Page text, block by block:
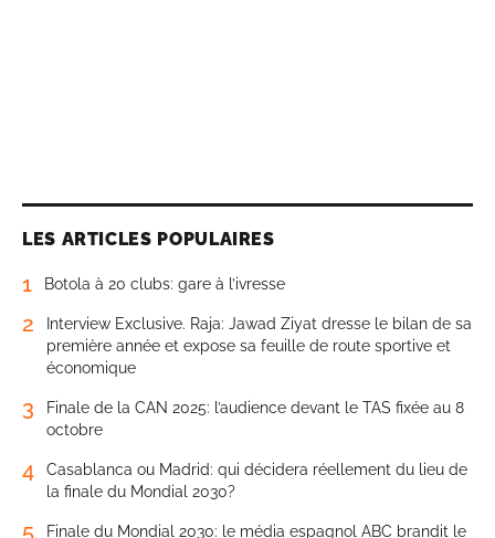
LES ARTICLES POPULAIRES
1 Botola à 20 clubs: gare à l’ivresse
2
Interview Exclusive. Raja: Jawad Ziyat dresse le bilan de sa
première année et expose sa feuille de route sportive et
économique
3
Finale de la CAN 2025: l’audience devant le TAS fixée au 8
octobre
4
Casablanca ou Madrid: qui décidera réellement du lieu de
la finale du Mondial 2030?
5
Finale du Mondial 2030: le média espagnol ABC brandit le